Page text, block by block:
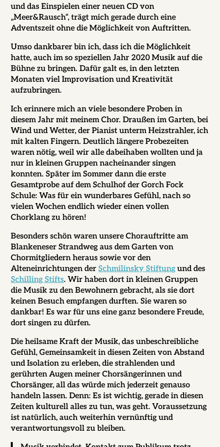
und das Einspielen einer neuen CD von
„Meer&Rausch“, trägt mich gerade durch eine
Adventszeit ohne die Möglichkeit von Auftritten.
Umso dankbarer bin ich, dass ich die Möglichkeit
hatte, auch im so speziellen Jahr 2020 Musik auf die
Bühne zu bringen. Dafür galt es, in den letzten
Monaten viel Improvisation und Kreativität
aufzubringen.
Ich erinnere mich an viele besondere Proben in
diesem Jahr mit meinem Chor. Draußen im Garten, bei
Wind und Wetter, der Pianist unterm Heizstrahler, ich
mit kalten Fingern. Deutlich längere Probezeiten
waren nötig, weil wir alle dabeihaben wollten und ja
nur in kleinen Gruppen nacheinander singen
konnten. Später im Sommer dann die erste
Gesamtprobe auf dem Schulhof der Gorch Fock
Schule: Was für ein wunderbares Gefühl, nach so
vielen Wochen endlich wieder einen vollen
Chorklang zu hören!
Besonders schön waren unsere Chorauftritte am
Blankeneser Strandweg aus dem Garten von
Chormitgliedern heraus sowie vor den
Alteneinrichtungen derSchmilinsky Stiftung und des
Schilling Stifts. Wir haben dort in kleinen Gruppen
die Musik zu den Bewohnern gebracht, als sie dort
keinen Besuch empfangen durften. Sie waren so
dankbar! Es war für uns eine ganz besondere Freude,
dort singen zu dürfen.
Die heilsame Kraft der Musik, das unbeschreibliche
Gefühl, Gemeinsamkeit in diesen Zeiten von Abstand
und Isolation zu erleben, die strahlenden und
gerührten Augen meiner Chorsängerinnen und
Chorsänger, all das würde mich jederzeit genauso
handeln lassen. Denn: Es ist wichtig, gerade in diesen
Zeiten kulturell alles zu tun, was geht. Voraussetzung
ist natürlich, auch weiterhin vernünftig und
verantwortungsvoll zu bleiben.